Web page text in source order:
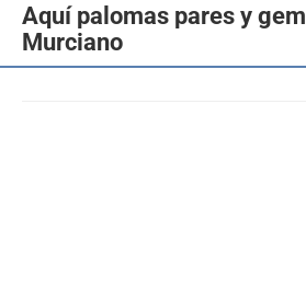
Aquí palomas pares y
Murciano